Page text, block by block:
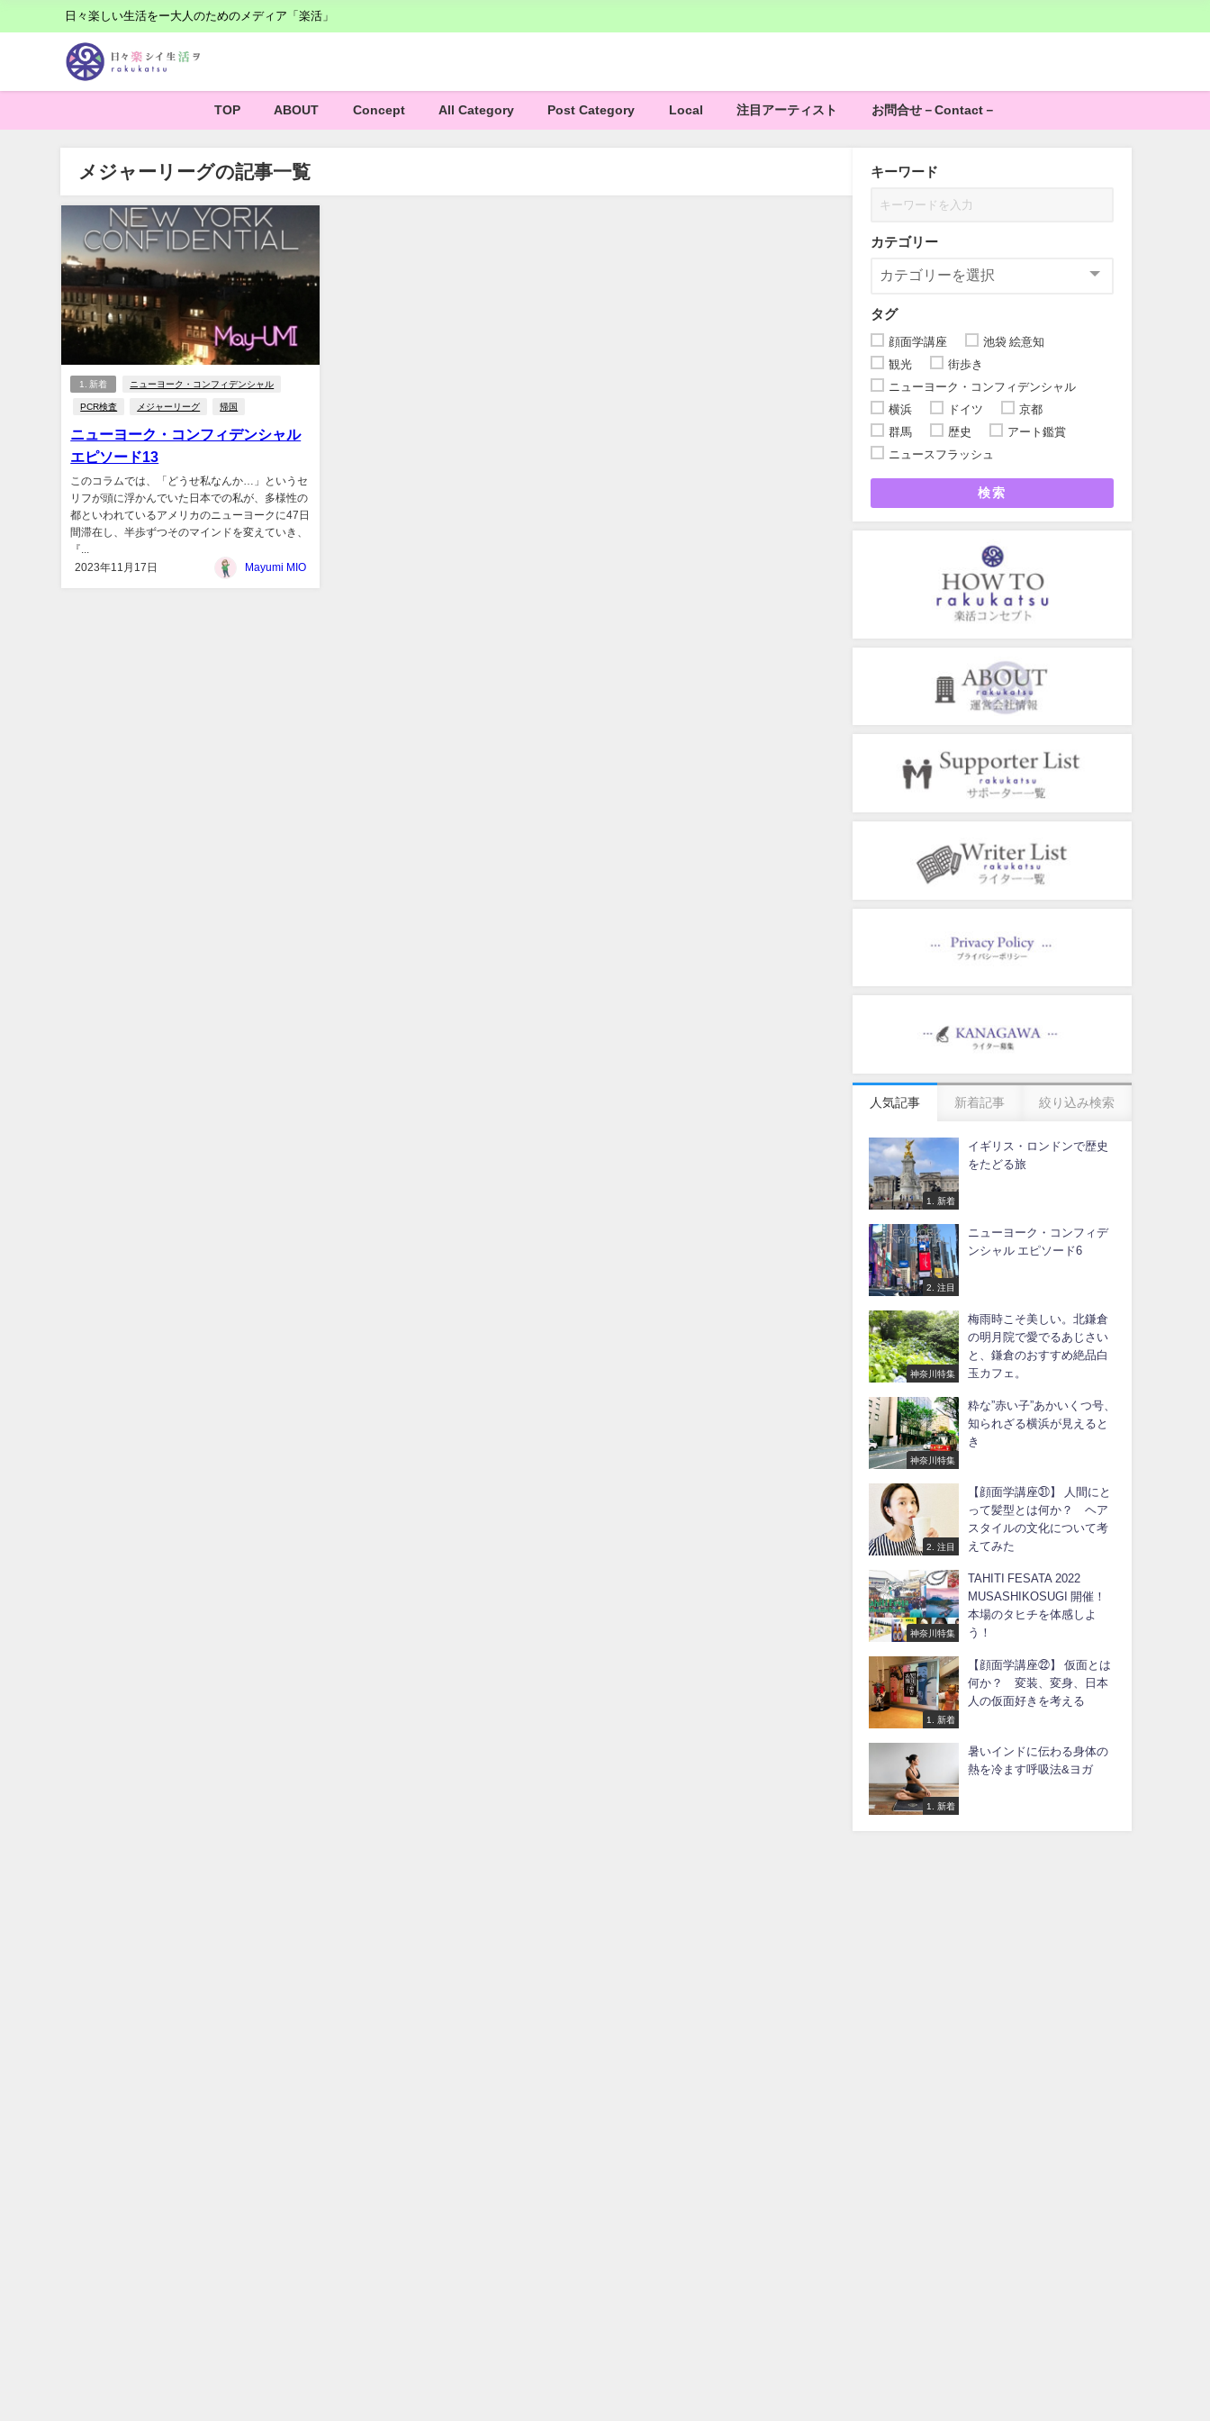
日々楽しい生活をー大人のためのメディア「楽活」
TOP ABOUT Concept All Category Post Category Local 注目アーティスト お問合せ－Contact－
メジャーリーグの記事一覧
1. 新着 ニューヨーク・コンフィデンシャル
PCR検査 メジャーリーグ 帰国
ニューヨーク・コンフィデンシャル
エピソード13
このコラムでは、「どうせ私なんか…」というセ
リフが頭に浮かんでいた日本での私が、多様性の
都といわれているアメリカのニューヨークに47日
間滞在し、半歩ずつそのマインドを変えていき、
『...
2023年11月17日
Mayumi MIO
キーワード
カテゴリー
タグ
顔面学講座
池袋 絵意知
観光
街歩き
ニューヨーク・コンフィデンシャル
横浜
ドイツ
京都
群馬
歴史
アート鑑賞
ニュースフラッシュ
検索
人気記事 新着記事 絞り込み検索
1. 新着
イギリス・ロンドンで歴史
をたどる旅
2. 注目
ニューヨーク・コンフィデ
ンシャル エピソード6
神奈川特集
梅雨時こそ美しい。北鎌倉
の明月院で愛でるあじさい
と、鎌倉のおすすめ絶品白
玉カフェ。
神奈川特集
粋な”赤い子”あかいくつ号、
知られざる横浜が見えると
き
2. 注目
【顔面学講座㉛】 人間にと
って髪型とは何か？ ヘア
スタイルの文化について考
えてみた
神奈川特集
TAHITI FESATA 2022
MUSASHIKOSUGI 開催！
本場のタヒチを体感しよ
う！
1. 新着
【顔面学講座㉒】 仮面とは
何か？ 変装、変身、日本
人の仮面好きを考える
1. 新着
暑いインドに伝わる身体の
熱を冷ます呼吸法&ヨガ